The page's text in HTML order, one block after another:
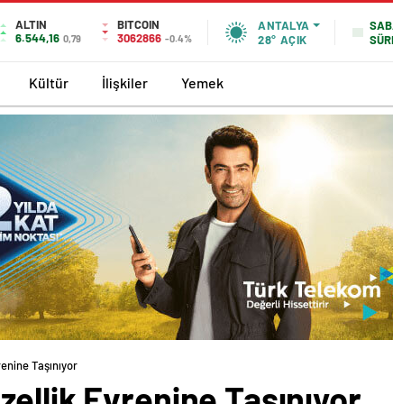
ALTIN
6.544,16 0,79
BITCOIN
3062866 -0.4%
ANTALYA
28° AÇIK
Kültür İlişkiler Yemek
Taşınıyor